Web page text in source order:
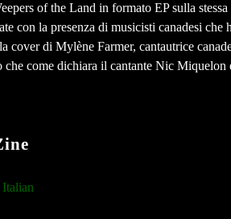
of the Land in formato EP sulla
con la presenza di musicisti canadesi che
di Mylène Farmer, cantautrice
come dichiara il cantante Nic Miquelon
Italian